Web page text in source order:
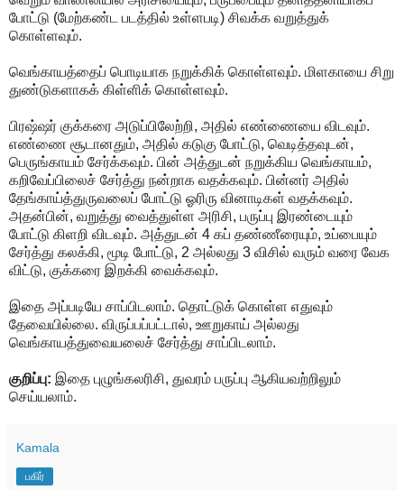
போட்டு (மேற்கண்ட படத்தில் உள்ளபடி) சிவக்க வறுத்துக்
கொள்ளவும்.
வெங்காயத்தைப் பொடியாக நறுக்கிக் கொள்ளவும். மிளகாயை சிறு
துண்டுகளாகக் கிள்ளிக் கொள்ளவும்.
பிரஷ்ஷர் குக்கரை அடுப்பிலேற்றி, அதில் எண்ணையை விடவும்.
எண்ணை சூடானதும், அதில் கடுகு போட்டு, வெடித்தவுடன்,
பெருங்காயம் சேர்க்கவும். பின் அத்துடன் நறுக்கிய வெங்காயம்,
கறிவேப்பிலைச் சேர்த்து நன்றாக வதக்கவும். பின்னர் அதில்
தேங்காய்த்துருவலைப் போட்டு ஓரிரு வினாடிகள் வதக்கவும்.
அதன்பின், வறுத்து வைத்துள்ள அரிசி, பருப்பு இரண்டையும்
போட்டு கிளறி விடவும். அத்துடன் 4 கப் தண்ணீரையும், உப்பையும்
சேர்த்து கலக்கி, மூடி போட்டு, 2 அல்லது 3 விசில் வரும் வரை வேக
விட்டு, குக்கரை இறக்கி வைக்கவும்.
இதை அப்படியே சாப்பிடலாம். தொட்டுக் கொள்ள எதுவும்
தேவையில்லை. விருப்பப்பட்டால், ஊறுகாய் அல்லது
வெங்காயத்துவையலைச் சேர்த்து சாப்பிடலாம்.
குறிப்பு: இதை புழுங்கலரிசி, துவரம் பருப்பு ஆகியவற்றிலும்
செய்யலாம்.
Kamala
பகிர்